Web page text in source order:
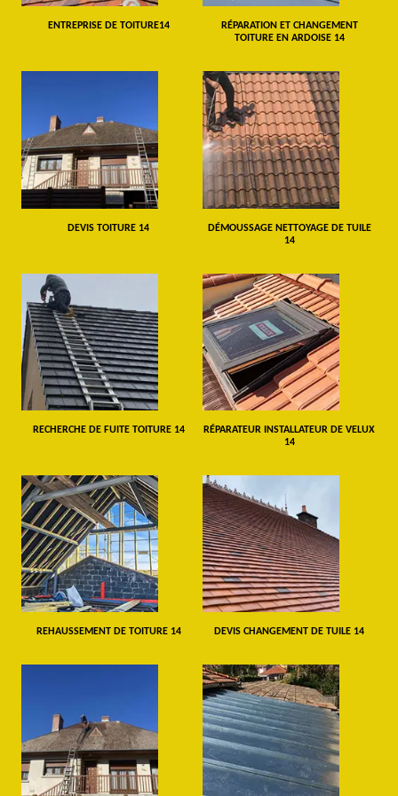
ENTREPRISE DE TOITURE14
RÉPARATION ET CHANGEMENT
TOITURE EN ARDOISE 14
DEVIS TOITURE 14
DÉMOUSSAGE NETTOYAGE DE TUILE
14
RECHERCHE DE FUITE TOITURE 14
RÉPARATEUR INSTALLATEUR DE VELUX
14
REHAUSSEMENT DE TOITURE 14 DEVIS CHANGEMENT DE TUILE 14